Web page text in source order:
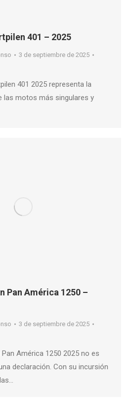
401 – 2025
3 de septiembre de 2025
401 2025 representa la
las motos más singulares y
Pan América 1250 –
3 de septiembre de 2025
América 1250 2025 no es
declaración. Con su incursión